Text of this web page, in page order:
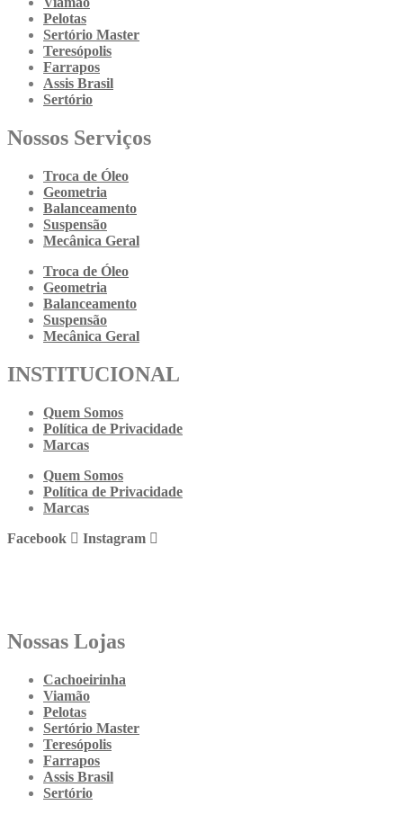
Pelotas
Sertório Master
Teresópolis
Farrapos
Assis Brasil
Sertório
Nossos Serviços
Troca de Óleo
Geometria
Balanceamento
Suspensão
Mecânica Geral
Troca de Óleo
Geometria
Balanceamento
Suspensão
Mecânica Geral
INSTITUCIONAL
Quem Somos
Política de Privacidade
Marcas
Quem Somos
Política de Privacidade
Marcas
Facebook
Instagram
Nossas Lojas
Cachoeirinha
Viamão
Pelotas
Sertório Master
Teresópolis
Farrapos
Assis Brasil
Sertório